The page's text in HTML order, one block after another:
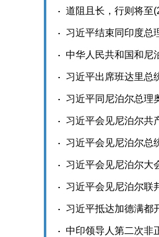
道阻且长，行则将至
习近平结束同印度总
中华人民共和国和尼
习近平出席班达里总
习近平同尼泊尔总理
习近平会见尼泊尔共
习近平会见尼泊尔总
(2019-10-13)
习近平会见尼泊尔大
习近平会见尼泊尔联
习近平抵达加德满都
中印领导人第二次非